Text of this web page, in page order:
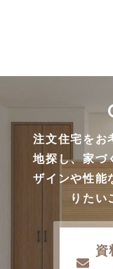
注文住宅をお
地探し、家づ
ザインや性能
りたい
資